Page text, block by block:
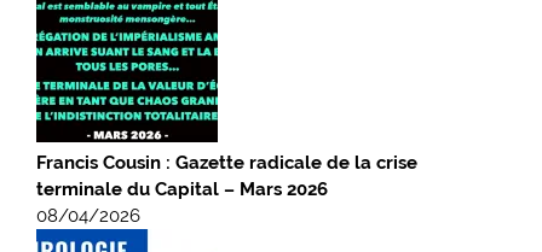
Francis Cousin : Gazette radicale de la crise
terminale du Capital – Mars 2026
08/04/2026